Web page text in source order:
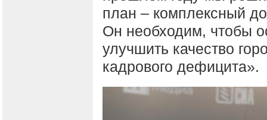
план – комплексный
Он необходим, чтобы
улучшить качество
кадрового дефицита».